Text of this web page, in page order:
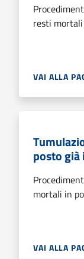
resti
VAI ALLA
posto già
mortali in
VAI ALLA